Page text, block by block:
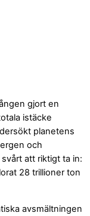
gjort en
istäcke
planetens
och
att riktigt ta in:
28 trillioner ton
avsmältningen